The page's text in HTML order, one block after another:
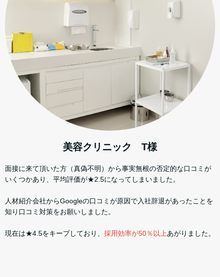
美容クリニック T様
面接に来て頂いた方（真偽不明）から事実無根の否定的な口コミが
いくつかあり、平均評価が★2.5になってしまいました。
​​人材紹介会社からGoogleの口コミが原因で入社辞退があったことを
知り口コミ対策をお願いしました。
​​現在は★4.5をキープしており、 採用効率が50％以上あがりました。​